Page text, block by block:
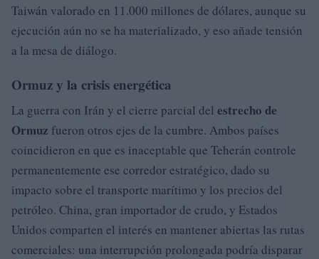
Taiwán valorado en 11.000 millones de dólares, aunque su
ejecución aún no se ha materializado, y eso añade tensión
a la mesa de diálogo.
Ormuz y la crisis energética
La guerra con Irán y el cierre parcial del estrecho de
Ormuz fueron otros ejes de la cumbre. Ambos países
coincidieron en que es inaceptable que Teherán controle
permanentemente ese corredor estratégico, dado su
impacto sobre el transporte marítimo y los precios del
petróleo. China, gran importador de crudo, y Estados
Unidos comparten el interés en mantener abiertas las rutas
comerciales: una interrupción prolongada podría disparar